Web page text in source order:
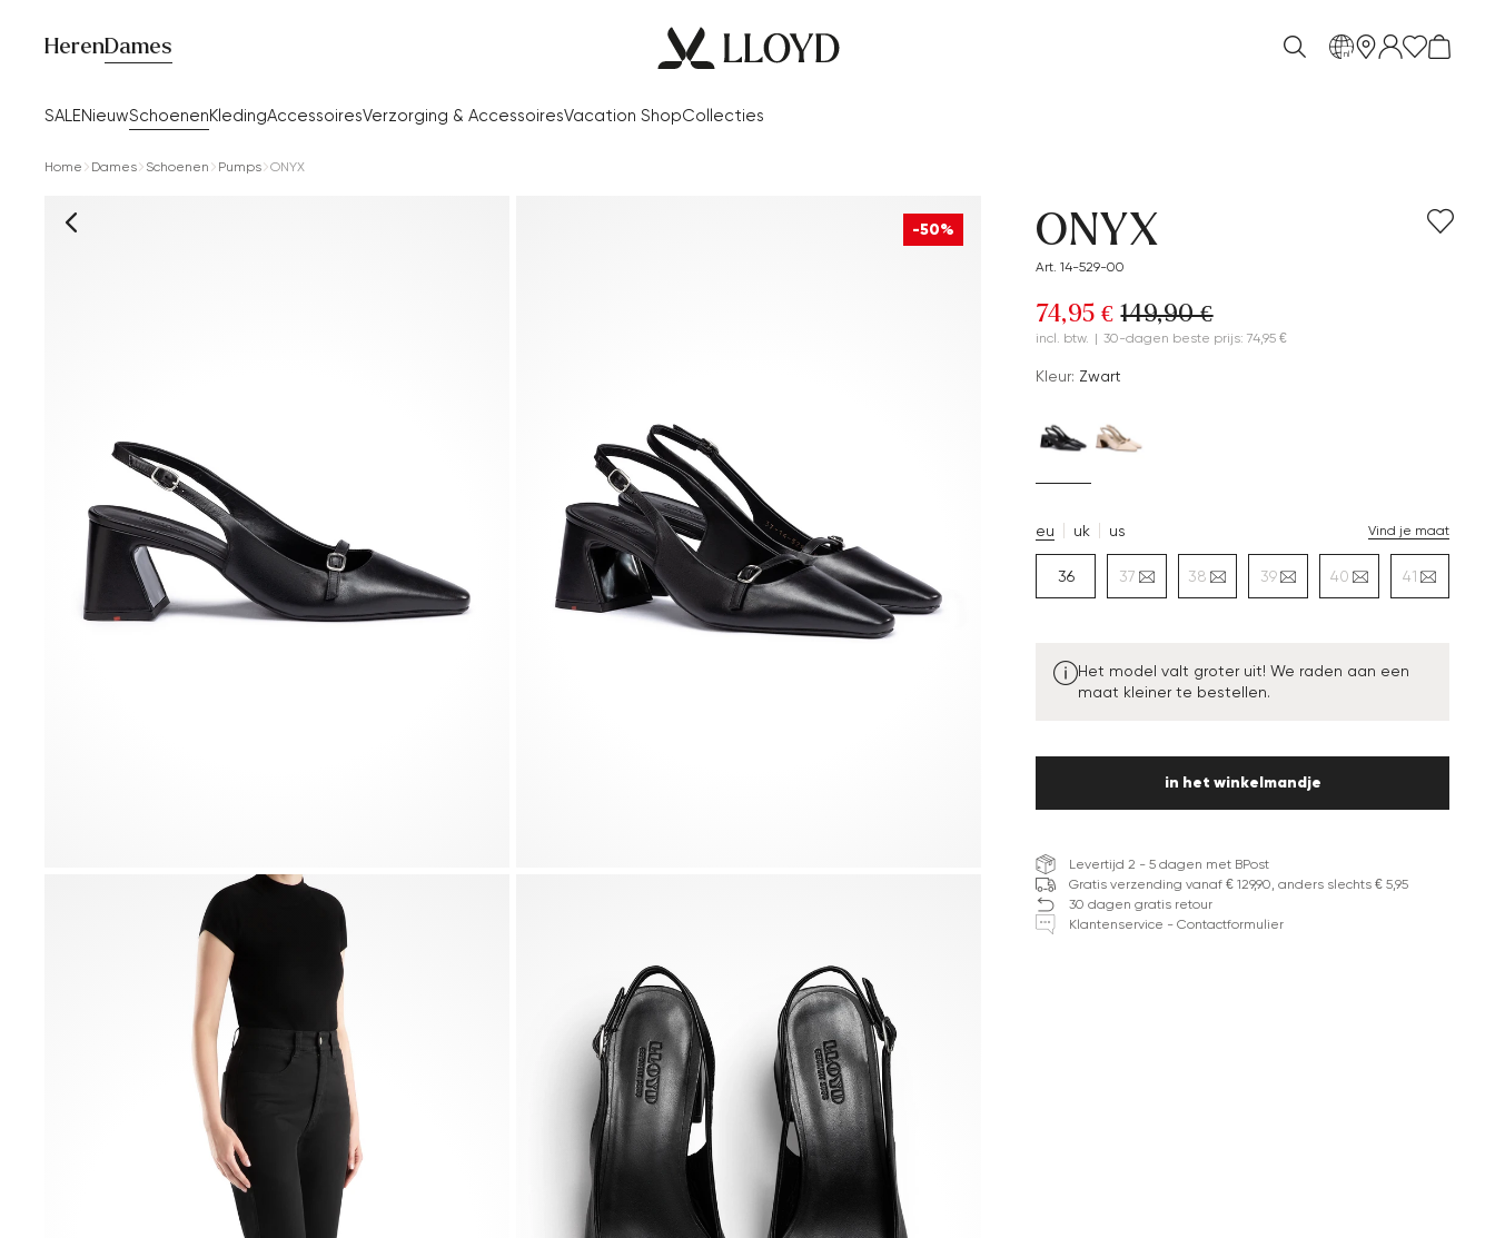
HerenDames
SALENieuwSchoenenKledingAccessoiresVerzorging & AccessoiresVacation ShopCollecties
nl
Home Dames Schoenen Pumps ONYX
-50% ONYX
Art. 14-529-00
74,95 € 149,90 €
incl. btw. | 30-dagen beste prijs: 74,95 €
Kleur: Zwart
eu uk us Vind je maat
36 37 38 39 40 41
Het model valt groter uit! We raden aan een
maat kleiner te bestellen.
in het winkelmandje
Levertijd 2 - 5 dagen met BPost
Gratis verzending vanaf € 129,90, anders slechts € 5,95
30 dagen gratis retour
Klantenservice - Contactformulier